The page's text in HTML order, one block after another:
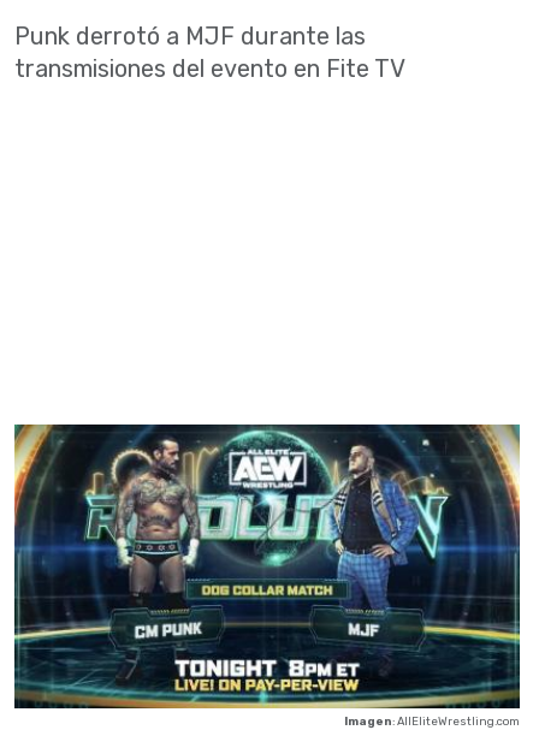
Punk derrotó a MJF durante las
transmisiones del evento en Fite TV
Imagen: AllEliteWrestling.com